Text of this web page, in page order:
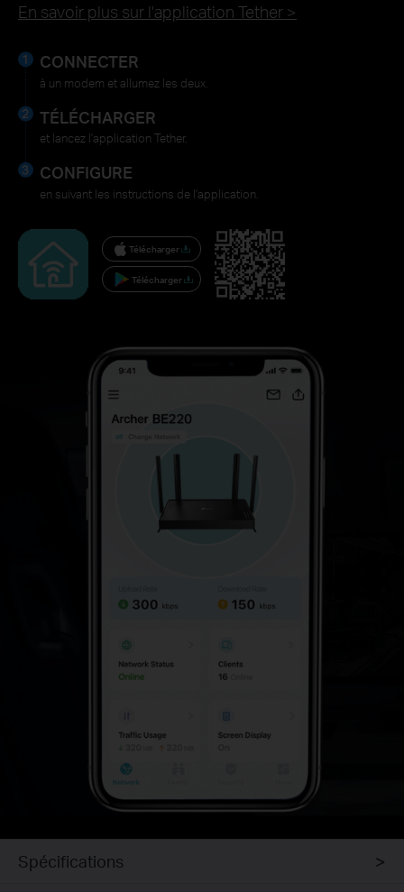
En savoir plus sur l'application Tether >
CONNECTER
à un modem et allumez les deux.
TÉLÉCHARGER
et lancez l'application Tether.
CONFIGURE
en suivant les instructions de l'application.
Télécharger
Télécharger
Spécifications